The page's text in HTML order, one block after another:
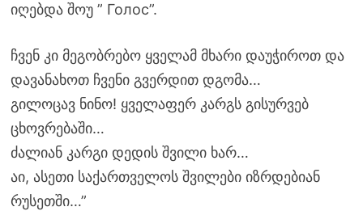
იღებდა შოუ ” Голос”.
ჩვენ კი მეგობრებო ყველამ მხარი დაუჭიროთ და
დავანახოთ ჩვენი გვერდით დგომა…
გილოცავ ნინო! ყველაფერ კარგს გისურვებ
ცხოვრებაში…
ძალიან კარგი დედის შვილი ხარ…
აი, ასეთი საქართველოს შვილები იზრდებიან
რუსეთში…”